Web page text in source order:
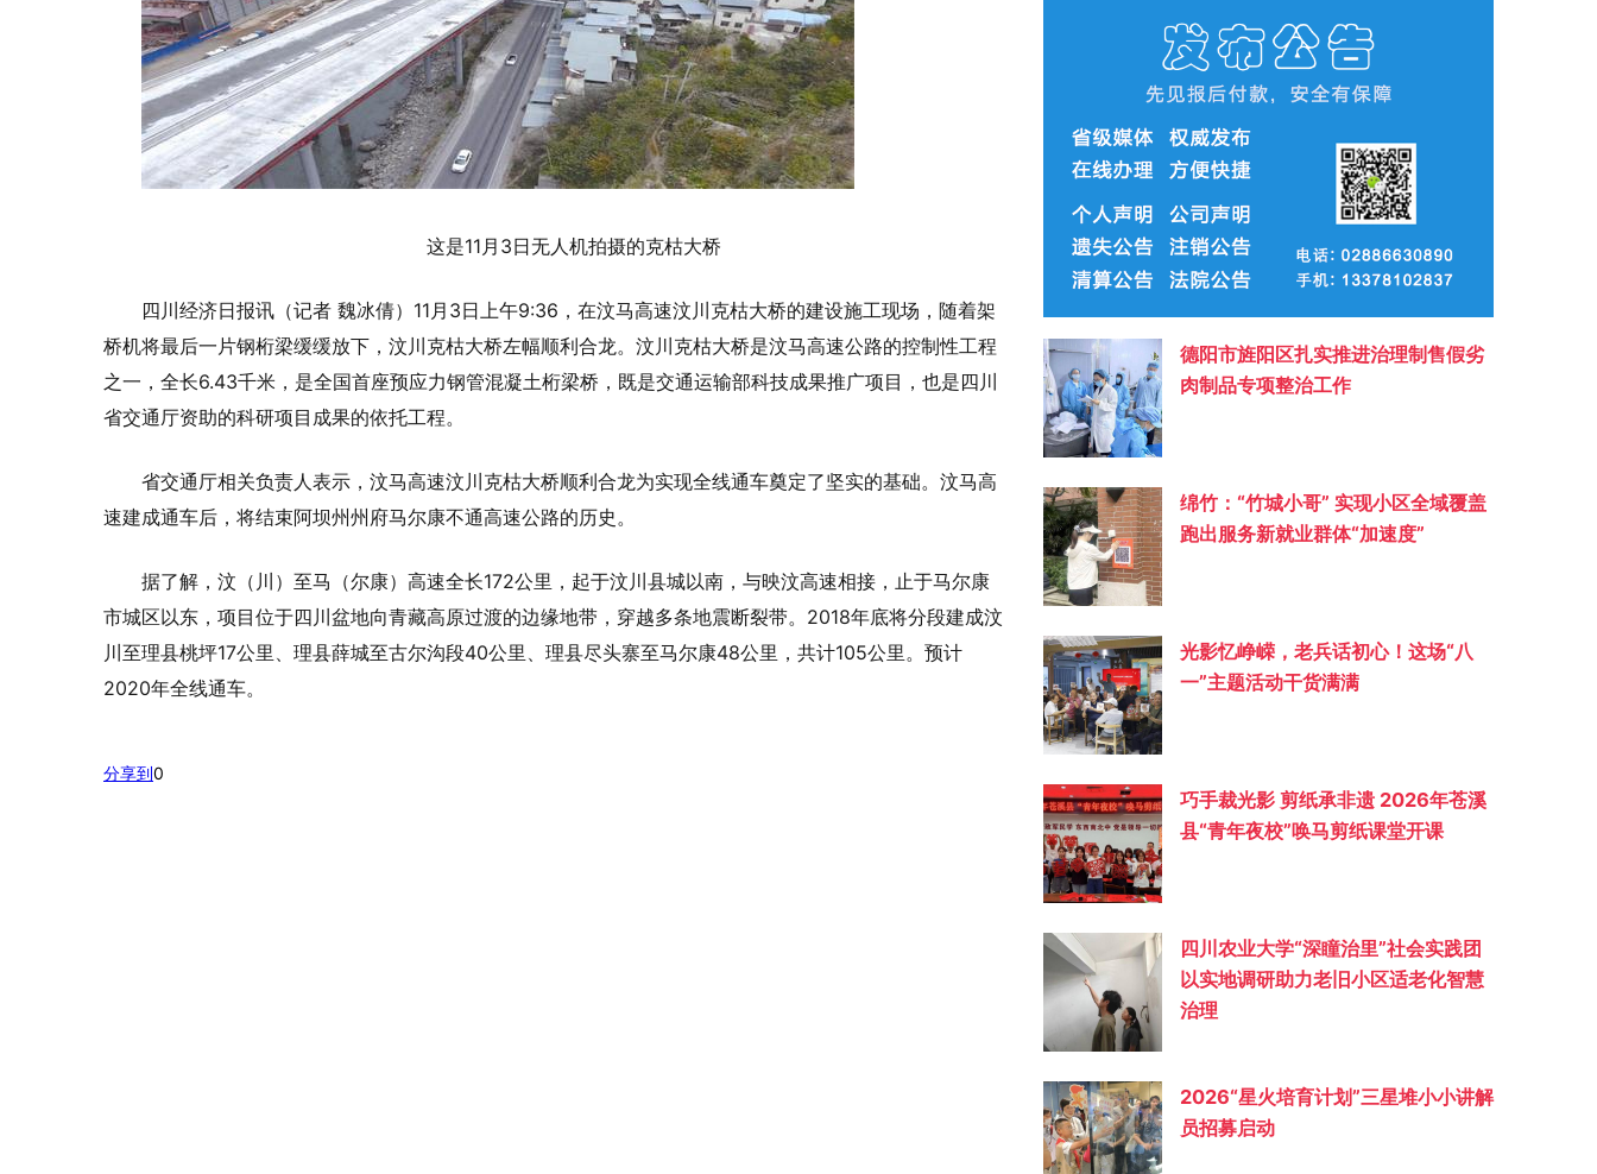
这是11月3日无人机拍摄的克枯大桥
四川经济日报讯（记者 魏冰倩）11月3日上午9:36，在汶马高速汶川克枯大桥的建设施工现场，随着架
桥机将最后一片钢桁梁缓缓放下，汶川克枯大桥左幅顺利合龙。汶川克枯大桥是汶马高速公路的控制性工程
之一，全长6.43千米，是全国首座预应力钢管混凝土桁梁桥，既是交通运输部科技成果推广项目，也是四川
省交通厅资助的科研项目成果的依托工程。
省交通厅相关负责人表示，汶马高速汶川克枯大桥顺利合龙为实现全线通车奠定了坚实的基础。汶马高
速建成通车后，将结束阿坝州州府马尔康不通高速公路的历史。
据了解，汶（川）至马（尔康）高速全长172公里，起于汶川县城以南，与映汶高速相接，止于马尔康
市城区以东，项目位于四川盆地向青藏高原过渡的边缘地带，穿越多条地震断裂带。2018年底将分段建成汶
川至理县桃坪17公里、理县薛城至古尔沟段40公里、理县尽头寨至马尔康48公里，共计105公里。预计
2020年全线通车。
分享到0
德阳市旌阳区扎实推进治理制售假劣
肉制品专项整治工作
绵竹：“竹城小哥” 实现小区全域覆盖
跑出服务新就业群体“加速度”
光影忆峥嵘，老兵话初心！这场“八
一”主题活动干货满满
巧手裁光影 剪纸承非遗 2026年苍溪
县“青年夜校”唤马剪纸课堂开课
四川农业大学“深瞳治里”社会实践团
以实地调研助力老旧小区适老化智慧
治理
2026“星火培育计划”三星堆小小讲解
员招募启动